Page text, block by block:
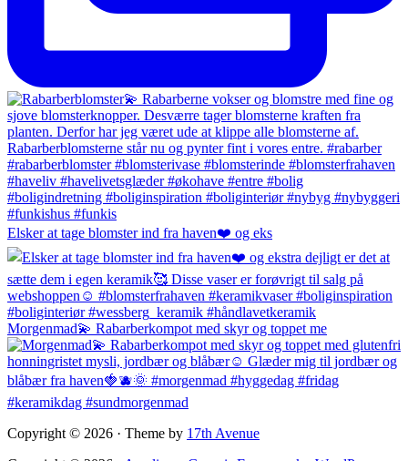
Elsker at tage blomster ind fra haven❤️ og eks
Morgenmad💫 Rabarberkompot med skyr og toppet me
Copyright © 2026 · Theme by 17th Avenue